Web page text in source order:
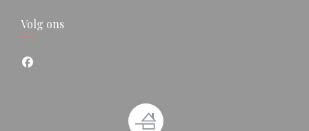
Volg ons
Facebook ((opent in een nieuw venster))